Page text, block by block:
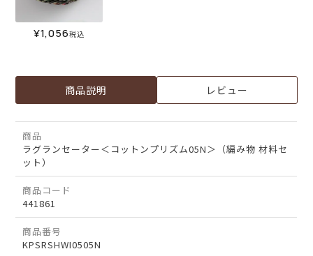
¥1,056税込
商品説明 レビュー
商品
ラグランセーター＜コットンプリズム05N＞（編み物 材料セ
ット）
商品コード
441861
商品番号
KPSRSHWI0505N